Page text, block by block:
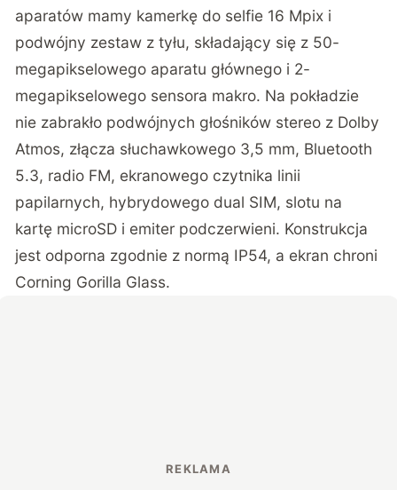
aparatów mamy kamerkę do selfie 16 Mpix i
podwójny zestaw z tyłu, składający się z 50-
megapikselowego aparatu głównego i 2-
megapikselowego sensora makro. Na pokładzie
nie zabrakło podwójnych głośników stereo z Dolby
Atmos, złącza słuchawkowego 3,5 mm, Bluetooth
5.3, radio FM, ekranowego czytnika linii
papilarnych, hybrydowego dual SIM, slotu na
kartę microSD i emiter podczerwieni. Konstrukcja
jest odporna zgodnie z normą IP54, a ekran chroni
Corning Gorilla Glass.